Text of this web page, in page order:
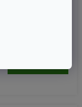
942, 946, 947, 951,